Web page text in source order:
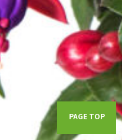
PAGE TOP